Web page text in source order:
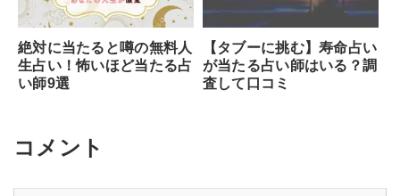
絶対に当たると噂の無料人
生占い！怖いほど当たる占
い師9選
【タブーに挑む】寿命占い
が当たる占い師はいる？調
査して口コミ
コメント